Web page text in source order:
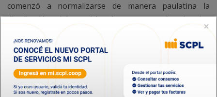
comenzó a normalizarse de manera paulatina la
distribución del servicio de agua en los barrios
afectados de Zona Norte, por la avería del sub-
acueducto Manantiales Behr. Aún continúan las
maniobras necesarias de limpieza y purga para que
quede reestablecido el servicio.
×